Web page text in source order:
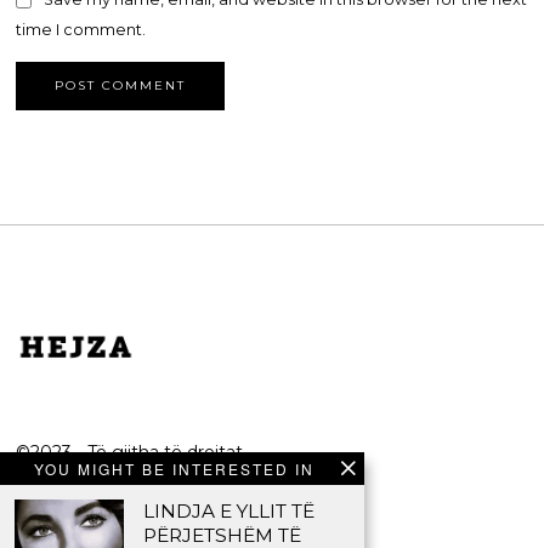
time I comment.
YOU MIGHT BE INTERESTED IN
LINDJA E YLLIT TË
PËRJETSHËM TË
©2023 - Të gjitha të drejtat
e rezervuara.
HEJZA